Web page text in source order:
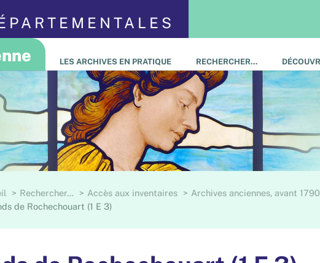
LES ARCHIVES EN PRATIQUE RECHERCHER…
Rechercher… Accès aux inventaires Archives anciennes, avant 1790
de Rochechouart (1 E 3)